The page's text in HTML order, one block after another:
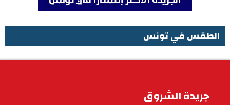
الطقس في تونس
جريدة الشروق